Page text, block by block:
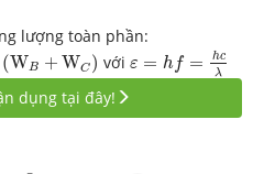
lượng toàn phần:
(WB + WC )
+WC) với ε = hf = hc
λ
ε= f= h
dụng tại đây!